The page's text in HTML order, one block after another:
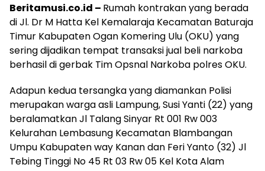
Beritamusi.co.id – Rumah kontrakan yang berada
di Jl. Dr M Hatta Kel Kemalaraja Kecamatan Baturaja
Timur Kabupaten Ogan Komering Ulu (OKU) yang
sering dijadikan tempat transaksi jual beli narkoba
berhasil di gerbak Tim Opsnal Narkoba polres OKU.
Adapun kedua tersangka yang diamankan Polisi
merupakan warga asli Lampung, Susi Yanti (22) yang
beralamatkan Jl Talang Sinyar Rt 001 Rw 003
Kelurahan Lembasung Kecamatan Blambangan
Umpu Kabupaten way Kanan dan Feri Yanto (32) Jl
Tebing Tinggi No 45 Rt 03 Rw 05 Kel Kota Alam